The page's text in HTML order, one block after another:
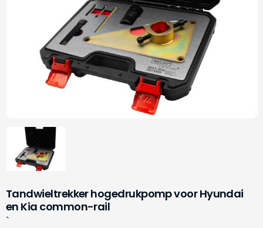
Tandwieltrekker hogedrukpomp voor Hyundai
en Kia common-rail
`